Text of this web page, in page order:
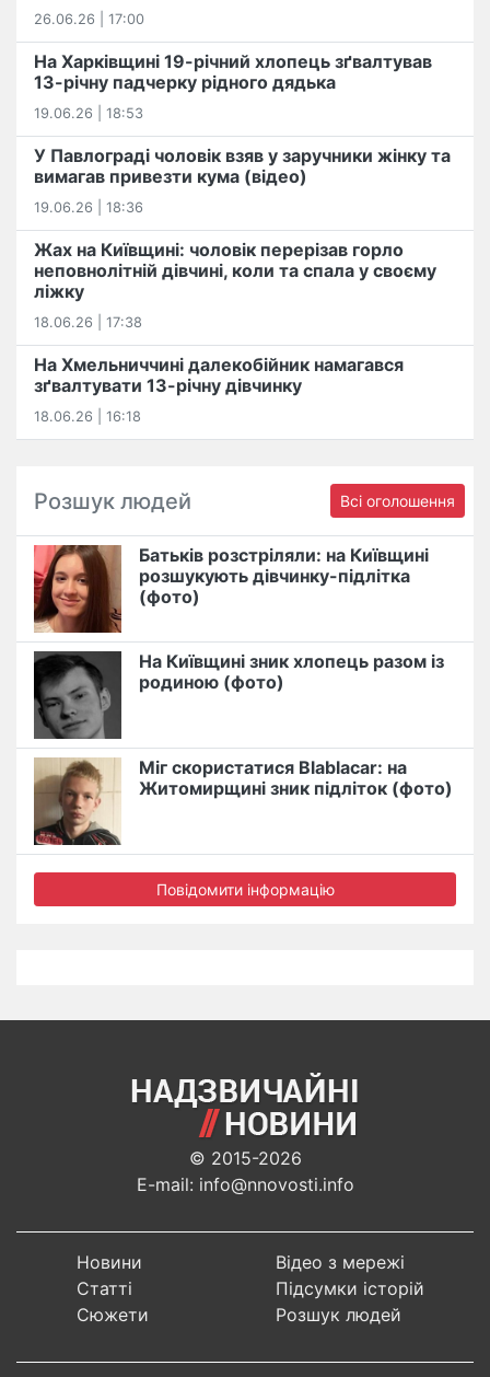
26.06.26 | 17:00
На Харківщині 19-річний хлопець​ ️зґвалтував
13-річну падчерку рідного дядька
19.06.26 | 18:53
У Павлограді чоловік взяв у заручники жінку та
вимагав привезти кума (відео)
19.06.26 | 18:36
Жах на Київщині: чоловік перерізав горло
неповнолітній дівчині, коли та спала у своєму
ліжку
18.06.26 | 17:38
На Хмельниччині далекобійник намагався
зґвалтувати 13-річну дівчинку
18.06.26 | 16:18
Розшук людей Всі оголошення
Батьків розстріляли: на Київщині
розшукують дівчинку-підлітка
(фото)
На Київщині зник хлопець разом із
родиною (фото)
Міг скористатися Blablacar: на
Житомирщині зник підліток (фото)
Повідомити інформацію
© 2015-2026
E-mail: info@nnovosti.info
Новини
Статті
Сюжети
Відео з мережі
Підсумки історій
Розшук людей